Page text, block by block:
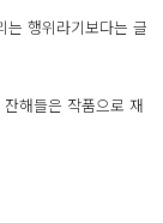
는 행위라기보다는 글
해들은 작품으로 재